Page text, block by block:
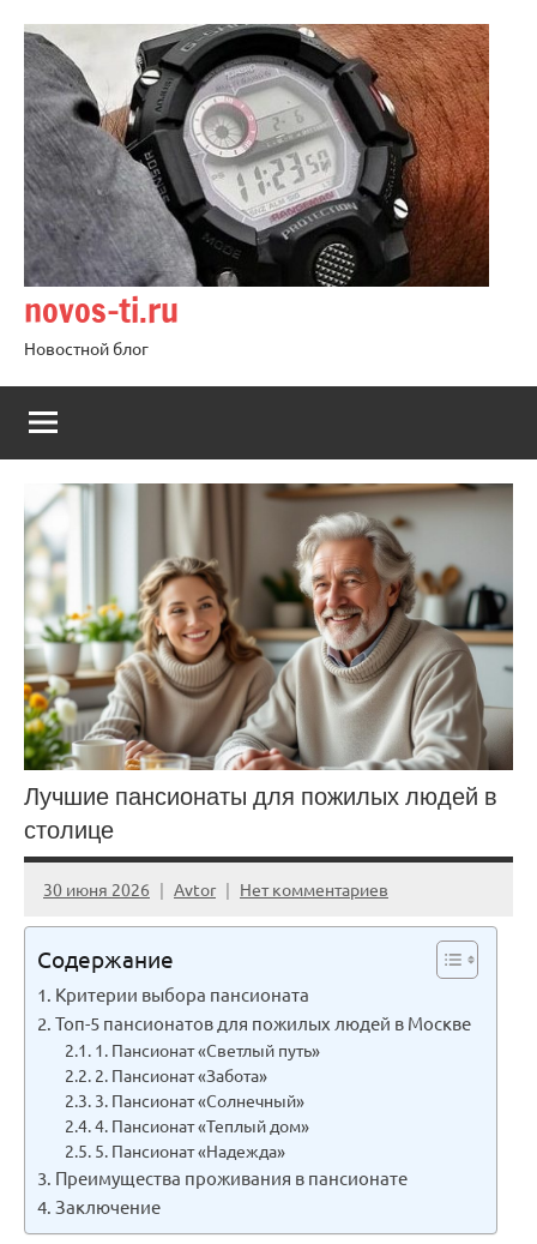
содержимому
novos-ti.ru
Новостной блог
Лучшие пансионаты для пожилых людей в
столице
30 июня 2026 Avtor Нет комментариев
Содержание
Критерии выбора пансионата
Топ-5 пансионатов для пожилых людей в Москве
1. Пансионат «Светлый путь»
2. Пансионат «Забота»
3. Пансионат «Солнечный»
4. Пансионат «Теплый дом»
5. Пансионат «Надежда»
Преимущества проживания в пансионате
Заключение